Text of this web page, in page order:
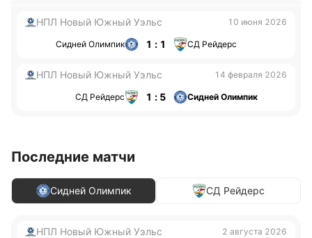
НПЛ Новый Южный Уэльс 10 июня 2026
Сидней Олимпик 1 : 1 СД Рейдерс
НПЛ Новый Южный Уэльс 14 февраля 2026
СД Рейдерс 1 : 5 Сидней Олимпик
Последние матчи
Сидней Олимпик СД Рейдерс
НПЛ Новый Южный Уэльс 2 августа 2026